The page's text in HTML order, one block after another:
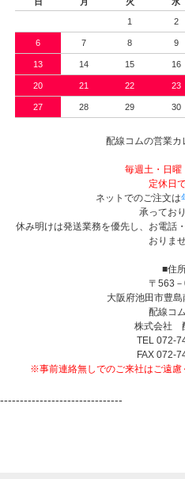
1 2
6 7 8 9
13 14 15 16
20 21 22 23
27 28 29 30
配線コムの営業カ
毎週土・日曜
定休日で
ネットでのご注文は
承ってお
休み明けは発送業務を優先し、お電話
おりませ
■住
〒563
大阪府池田市豊
配線コ
株式会社
TEL 072-
FAX 072-
※事前連絡無しでのご来社はご遠慮
-------------------------------